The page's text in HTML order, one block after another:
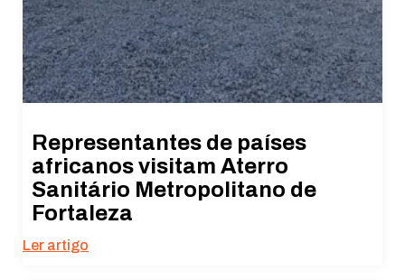
Representantes de países
africanos visitam Aterro
Sanitário Metropolitano de
Fortaleza
Ler artigo